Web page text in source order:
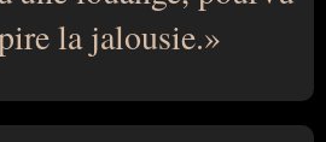
la jalousie.